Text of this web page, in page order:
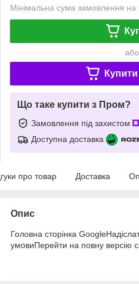
Мінімальна сума замовлення
або
Купити
Що таке купити з Пром?
Замовлення під захистом
Доступна доставка
про товар Доставка
Опис
Головна сторінка
умовиПерейти на повну версію